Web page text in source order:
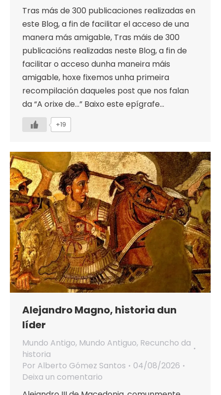
Tras más de 300 publicaciones realizadas en
este Blog, a fin de facilitar el acceso de una
manera más amigable, Tras máis de 300
publicacións realizadas neste Blog, a fin de
facilitar o acceso dunha maneira máis
amigable, hoxe fixemos unha primeira
recompilación daqueles post que nos falan
da “A orixe de…” Baixo este epígrafe…
+19
Alejandro Magno, historia dun
líder
Mundo Antigo, Mundo Antiguo, Recuncho da
historia
Por Alberto Gómez Santos
04/08/2026
Deixa un comentario